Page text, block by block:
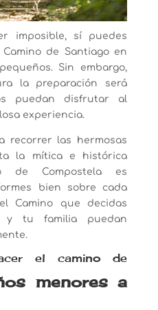
imposible, sí puedes
de Santiago en
Sin embargo,
la preparación será
puedan disfrutar al
experiencia.
recorrer las hermosas
la mítica e histórica
de Compostela es
bien sobre cada
Camino que decidas
tu familia puedan
el camino de
menores a